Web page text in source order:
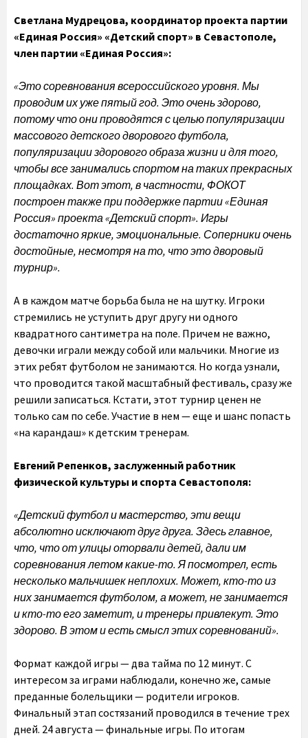
Светлана Мудрецова, координатор проекта партии
«Единая Россия» «Детский спорт» в Севастополе,
член партии «Единая Россия»:
«Это соревнования всероссийского уровня. Мы
проводим их уже пятый год. Это очень здорово,
потому что они проводятся с целью популяризации
массового детского дворового футбола,
популяризации здорового образа жизни и для того,
чтобы все занимались спортом на таких прекрасных
площадках. Вот этот, в частности, ФОКОТ
построен также при поддержке партии «Единая
Россия» проекта «Детский спорт». Игры
достаточно яркие, эмоциональные. Соперники очень
достойные, несмотря на то, что это дворовый
турнир».
А в каждом матче борьба была не на шутку. Игроки
стремились не уступить друг другу ни одного
квадратного сантиметра на поле. Причем не важно,
девочки играли между собой или мальчики. Многие из
этих ребят футболом не занимаются. Но когда узнали,
что проводится такой масштабный фестиваль, сразу же
решили записаться. Кстати, этот турнир ценен не
только сам по себе. Участие в нем — еще и шанс попасть
«на карандаш» к детским тренерам.
Евгений Репенков, заслуженный работник
физической культуры и спорта Севастополя:
«Детский футбол и мастерство, эти вещи
абсолютно исключают друг друга. Здесь главное,
что, что от улицы оторвали детей, дали им
соревнования летом какие-то. Я посмотрел, есть
несколько мальчишек неплохих. Может, кто-то из
них занимается футболом, а может, не занимается
и кто-то его заметит, и тренеры привлекут. Это
здорово. В этом и есть смысл этих соревнований».
Формат каждой игры — два тайма по 12 минут. С
интересом за играми наблюдали, конечно же, самые
преданные болельщики — родители игроков.
Финальный этап состязаний проводился в течение трех
дней. 24 августа — финальные игры. По итогам